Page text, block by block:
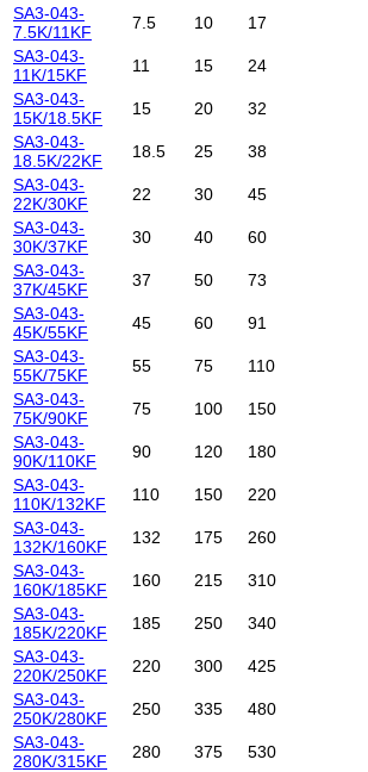
SA3-043-
7.5K/11KF
7.5 10 17
SA3-043-
11K/15KF
11 15 24
SA3-043-
15K/18.5KF
15 20 32
SA3-043-
18.5K/22KF
18.5 25 38
SA3-043-
22K/30KF
22 30 45
SA3-043-
30K/37KF
30 40 60
SA3-043-
37K/45KF
37 50 73
SA3-043-
45K/55KF
45 60 91
SA3-043-
55K/75KF
55 75 110
SA3-043-
75K/90KF
75 100 150
SA3-043-
90K/110KF
90 120 180
SA3-043-
110K/132KF
110 150 220
SA3-043-
132K/160KF
132 175 260
SA3-043-
160K/185KF
160 215 310
SA3-043-
185K/220KF
185 250 340
SA3-043-
220K/250KF
220 300 425
SA3-043-
250K/280KF
250 335 480
SA3-043-
280K/315KF
280 375 530